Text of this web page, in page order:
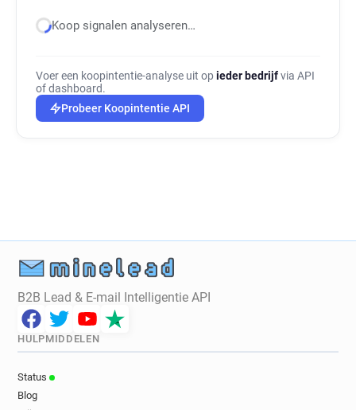
Koop signalen analyseren…
Voer een koopintentie-analyse uit op ieder bedrijfvia API
of dashboard.
Probeer Koopintentie API
B2B Lead & E-mail Intelligentie API
HULPMIDDELEN
Status
Blog